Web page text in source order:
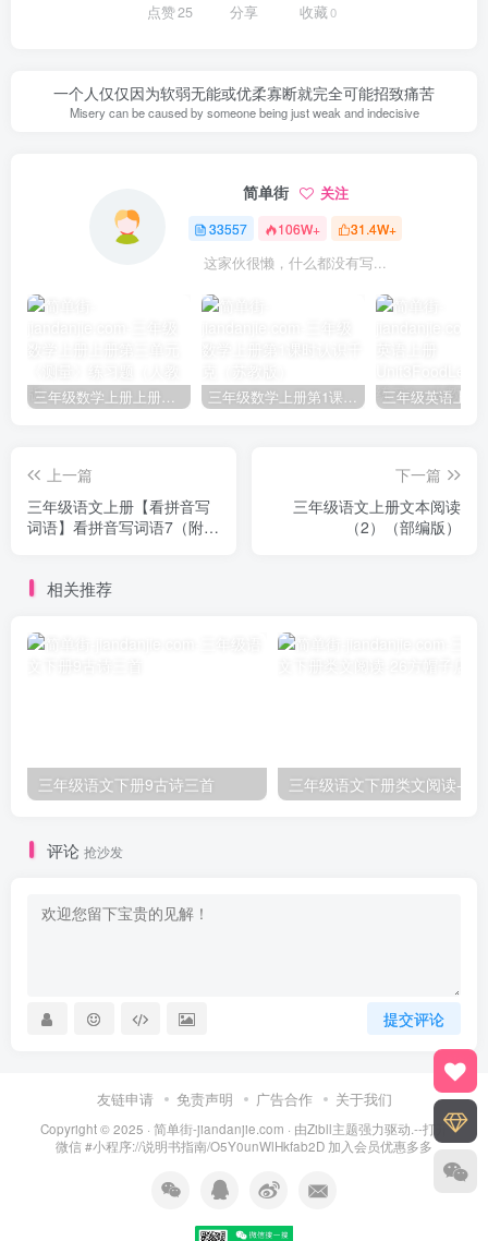
点赞25 分享 收藏0
一个人仅仅因为软弱无能或优柔寡断就完全可能招致痛苦
Misery can be caused by someone being just weak and indecisive
简单街 关注
33557 106W+ 31.4W+
这家伙很懒，什么都没有写...
上一篇
三年级语文上册【看拼音写
词语】看拼音写词语7（附答
下一篇
三年级语文上册文本阅读
（2）（部编版）
相关推荐
三年级语文下册9古诗三首
评论 抢沙发
提交评论
友链申请 免责声明 广告合作 关于我们
Copyright © 2025 · 简单街-jiandanjie.com · 由Zibll主题强力驱动.--打开
微信 #小程序://说明书指南/O5Y0unWlHkfab2D 加入会员优惠多多